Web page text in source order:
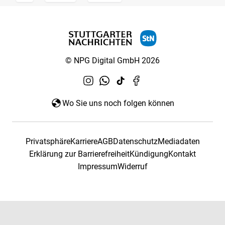
© NPG Digital GmbH 2026
Wo Sie uns noch folgen können
PrivatsphäreKarriereAGBDatenschutzMediadaten
Erklärung zur BarrierefreiheitKündigungKontakt
ImpressumWiderruf